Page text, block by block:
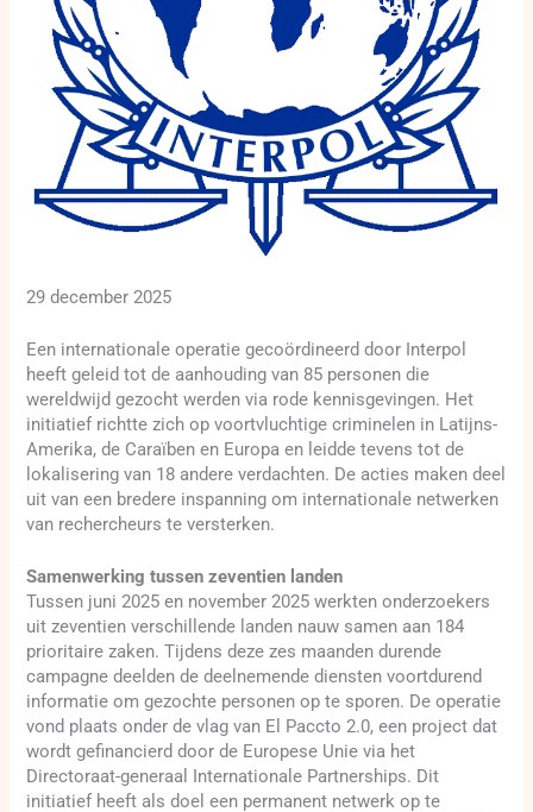
29 december 2025
Een internationale operatie gecoördineerd door Interpol
heeft geleid tot de aanhouding van 85 personen die
wereldwijd gezocht werden via rode kennisgevingen. Het
initiatief richtte zich op voortvluchtige criminelen in Latijns-
Amerika, de Caraïben en Europa en leidde tevens tot de
lokalisering van 18 andere verdachten. De acties maken deel
uit van een bredere inspanning om internationale netwerken
van rechercheurs te versterken.
Samenwerking tussen zeventien landen
Tussen juni 2025 en november 2025 werkten onderzoekers
uit zeventien verschillende landen nauw samen aan 184
prioritaire zaken. Tijdens deze zes maanden durende
campagne deelden de deelnemende diensten voortdurend
informatie om gezochte personen op te sporen. De operatie
vond plaats onder de vlag van El Paccto 2.0, een project dat
wordt gefinancierd door de Europese Unie via het
Directoraat-generaal Internationale Partnerships. Dit
initiatief heeft als doel een permanent netwerk op te